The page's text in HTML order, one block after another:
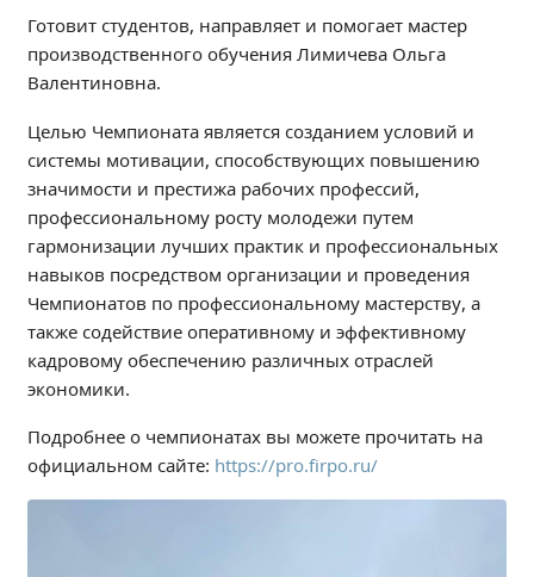
Противодействие терроризму
Профилактическая работа
Работа педагога-психолога
Студенческий совет
Студенческий спортивный клуб
МЕТОДИЧЕСКАЯ РАБОТА
В помощь педагогам и мастерам ПО
ПРОЧЕЕ
История нашего техникума
Фотографии техникума
Готовит студентов, направляет и помогает мастер
производственного обучения Лимичева Ольга
Валентиновна.
Целью Чемпионата является созданием условий и
системы мотивации, способствующих повышению
значимости и престижа рабочих профессий,
профессиональному росту молодежи путем
гармонизации лучших практик и профессиональных
навыков посредством организации и проведения
Чемпионатов по профессиональному мастерству, а
также содействие оперативному и эффективному
кадровому обеспечению различных отраслей
экономики.
Подробнее о чемпионатах вы можете прочитать на
официальном сайте: https://pro.firpo.ru/